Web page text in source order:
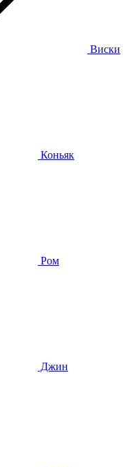
Виски
Коньяк
Ром
Джин